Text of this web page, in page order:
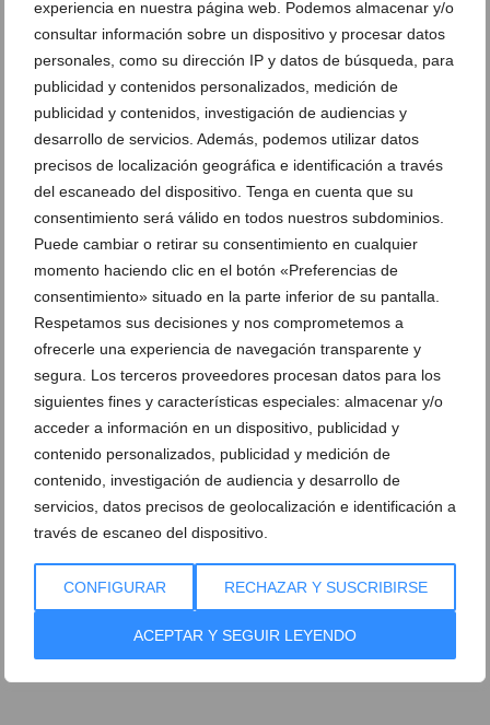
experiencia en nuestra página web. Podemos almacenar y/o
consultar información sobre un dispositivo y procesar datos
personales, como su dirección IP y datos de búsqueda, para
publicidad y contenidos personalizados, medición de
publicidad y contenidos, investigación de audiencias y
desarrollo de servicios. Además, podemos utilizar datos
precisos de localización geográfica e identificación a través
del escaneado del dispositivo. Tenga en cuenta que su
consentimiento será válido en todos nuestros subdominios.
Puede cambiar o retirar su consentimiento en cualquier
momento haciendo clic en el botón «Preferencias de
consentimiento» situado en la parte inferior de su pantalla.
Respetamos sus decisiones y nos comprometemos a
ofrecerle una experiencia de navegación transparente y
segura. Los terceros proveedores procesan datos para los
siguientes fines y características especiales: almacenar y/o
acceder a información en un dispositivo, publicidad y
contenido personalizados, publicidad y medición de
contenido, investigación de audiencia y desarrollo de
servicios, datos precisos de geolocalización e identificación a
través de escaneo del dispositivo.
CONFIGURAR RECHAZAR Y SUSCRIBIRSE
ACEPTAR Y SEGUIR LEYENDO
Encuentro de paellas de las Amas de
Casa de Jávea (20)
DEJA UN COMENTARIO